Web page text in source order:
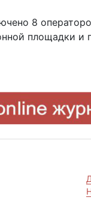
8
площадки